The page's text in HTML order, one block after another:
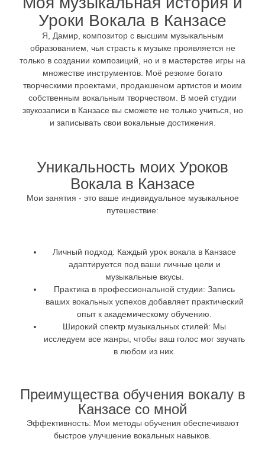
Уроки Вокала в Канзасе
Я, Дамир, композитор с высшим музыкальным
образованием, чья страсть к музыке проявляется не
только в создании композиций, но и в мастерстве игры на
множестве инструментов. Моё резюме богато
творческими проектами, продакшеном артистов и моим
собственным вокальным творчеством. В моей студии
звукозаписи в Канзасе вы сможете не только учиться, но
и записывать свои вокальные достижения.
Уникальность моих Уроков
Вокала в Канзасе
Мои занятия - это ваше индивидуальное музыкальное
путешествие:
Личный подход: Каждый урок вокала в Канзасе
адаптируется под ваши личные цели и
музыкальные вкусы.
Практика в профессиональной студии: Запись
ваших вокальных успехов добавляет практический
опыт к академическому обучению.
Широкий спектр музыкальных стилей: Мы
исследуем все жанры, чтобы ваш голос мог звучать
в любом из них.
Преимущества обучения вокалу в
Канзасе со мной
Эффективность: Мои методы обучения обеспечивают
быстрое улучшение вокальных навыков.